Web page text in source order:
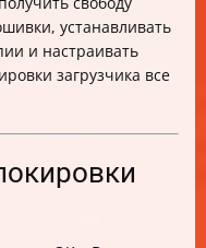
устанавливать
и настраивать
загрузчика все